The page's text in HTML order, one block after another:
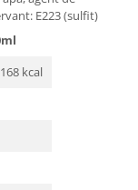
E223 (sulfit)
kcal